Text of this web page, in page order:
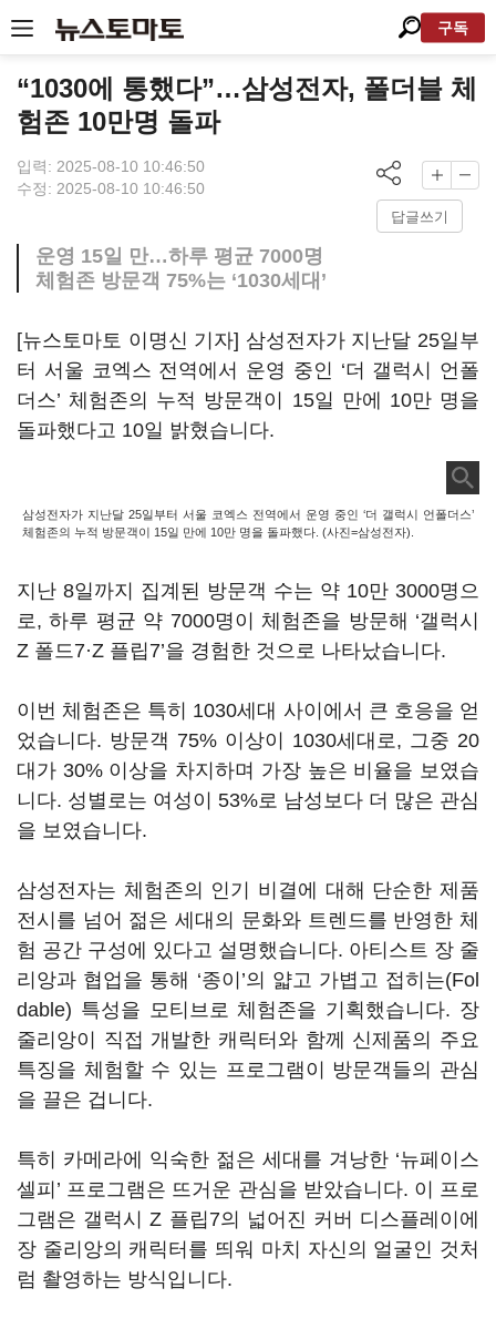
구독
“1030에 통했다”…삼성전자, 폴더블 체
험존 10만명 돌파
입력: 2025-08-10 10:46:50
수정: 2025-08-10 10:46:50
답글쓰기
운영 15일 만…하루 평균 7000명
체험존 방문객 75%는 ‘1030세대’
[뉴스토마토 이명신 기자] 삼성전자가 지난달 25일부
터 서울 코엑스 전역에서 운영 중인 ‘더 갤럭시 언폴
더스’ 체험존의 누적 방문객이 15일 만에 10만 명을
돌파했다고 10일 밝혔습니다.
삼성전자가 지난달 25일부터 서울 코엑스 전역에서 운영 중인 ‘더 갤럭시 언폴더스’
체험존의 누적 방문객이 15일 만에 10만 명을 돌파했다. (사진=삼성전자).
지난 8일까지 집계된 방문객 수는 약 10만 3000명으
로, 하루 평균 약 7000명이 체험존을 방문해 ‘갤럭시
Z 폴드7·Z 플립7’을 경험한 것으로 나타났습니다.
이번 체험존은 특히 1030세대 사이에서 큰 호응을 얻
었습니다. 방문객 75% 이상이 1030세대로, 그중 20
대가 30% 이상을 차지하며 가장 높은 비율을 보였습
니다. 성별로는 여성이 53%로 남성보다 더 많은 관심
을 보였습니다.
삼성전자는 체험존의 인기 비결에 대해 단순한 제품
전시를 넘어 젊은 세대의 문화와 트렌드를 반영한 체
험 공간 구성에 있다고 설명했습니다. 아티스트 장 줄
리앙과 협업을 통해 ‘종이’의 얇고 가볍고 접히는(Fol
dable) 특성을 모티브로 체험존을 기획했습니다. 장
줄리앙이 직접 개발한 캐릭터와 함께 신제품의 주요
특징을 체험할 수 있는 프로그램이 방문객들의 관심
을 끌은 겁니다.
특히 카메라에 익숙한 젊은 세대를 겨낭한 ‘뉴페이스
셀피’ 프로그램은 뜨거운 관심을 받았습니다. 이 프로
그램은 갤럭시 Z 플립7의 넓어진 커버 디스플레이에
장 줄리앙의 캐릭터를 띄워 마치 자신의 얼굴인 것처
럼 촬영하는 방식입니다.